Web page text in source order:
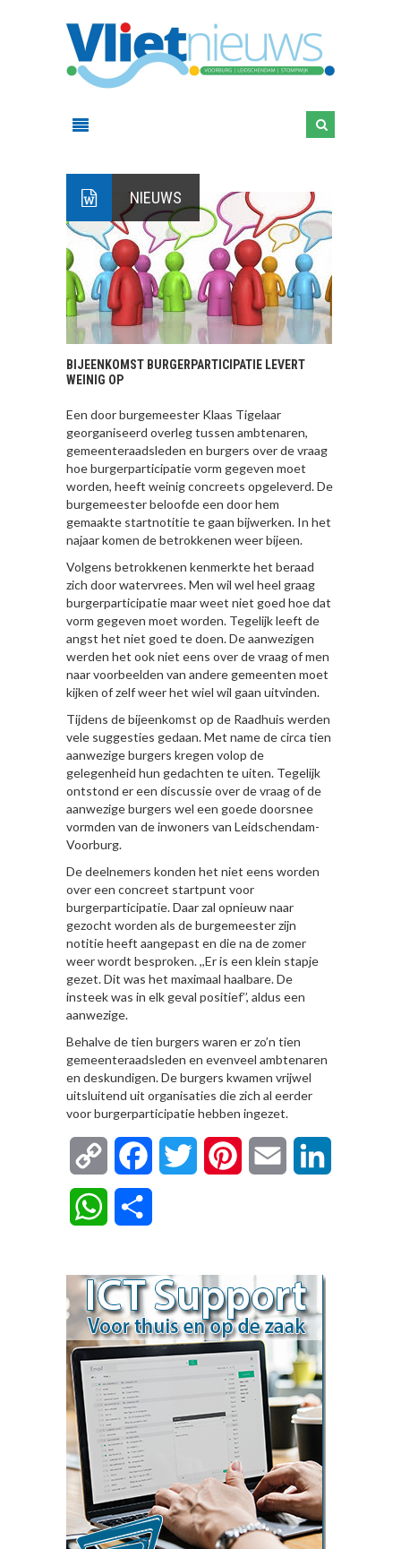
NIEUWS
BIJEENKOMST BURGERPARTICIPATIE LEVERT
WEINIG OP
Een door burgemeester Klaas Tigelaar
georganiseerd overleg tussen ambtenaren,
gemeenteraadsleden en burgers over de vraag
hoe burgerparticipatie vorm gegeven moet
worden, heeft weinig concreets opgeleverd. De
burgemeester beloofde een door hem
gemaakte startnotitie te gaan bijwerken. In het
najaar komen de betrokkenen weer bijeen.
Volgens betrokkenen kenmerkte het beraad
zich door watervrees. Men wil wel heel graag
burgerparticipatie maar weet niet goed hoe dat
vorm gegeven moet worden. Tegelijk leeft de
angst het niet goed te doen. De aanwezigen
werden het ook niet eens over de vraag of men
naar voorbeelden van andere gemeenten moet
kijken of zelf weer het wiel wil gaan uitvinden.
Tijdens de bijeenkomst op de Raadhuis werden
vele suggesties gedaan. Met name de circa tien
aanwezige burgers kregen volop de
gelegenheid hun gedachten te uiten. Tegelijk
ontstond er een discussie over de vraag of de
aanwezige burgers wel een goede doorsnee
vormden van de inwoners van Leidschendam-
Voorburg.
De deelnemers konden het niet eens worden
over een concreet startpunt voor
burgerparticipatie. Daar zal opnieuw naar
gezocht worden als de burgemeester zijn
notitie heeft aangepast en die na de zomer
weer wordt besproken. ,,Er is een klein stapje
gezet. Dit was het maximaal haalbare. De
insteek was in elk geval positief’’, aldus een
aanwezige.
Behalve de tien burgers waren er zo’n tien
gemeenteraadsleden en evenveel ambtenaren
en deskundigen. De burgers kwamen vrijwel
uitsluitend uit organisaties die zich al eerder
voor burgerparticipatie hebben ingezet.
Copy
Link
FacebookTwitter Pinterest Email
WhatsApp